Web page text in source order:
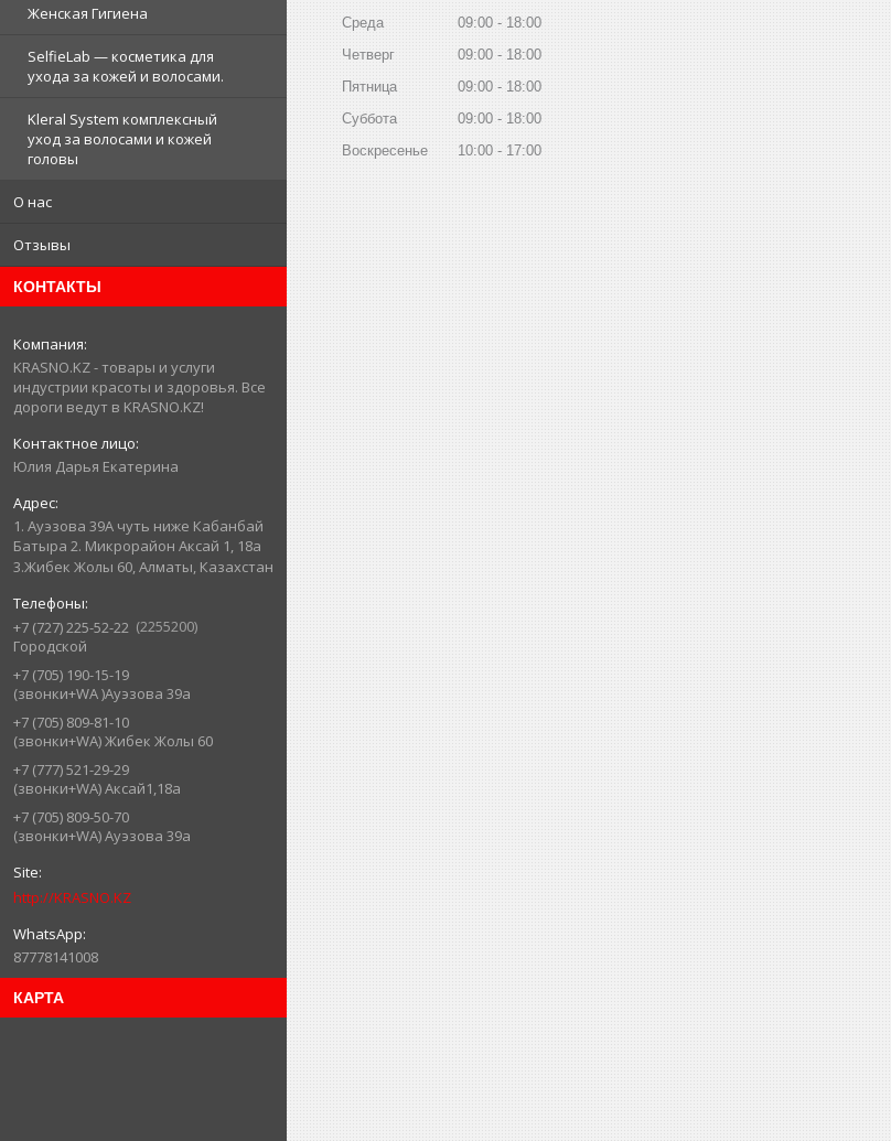
Женская Гигиена
SelfieLab — косметика для
ухода за кожей и волосами.
Kleral System комплексный
уход за волосами и кожей
головы
О нас
Отзывы
КОНТАКТЫ
KRASNO.KZ - товары и услуги
индустрии красоты и здоровья. Все
дороги ведут в KRASNO.KZ!
Юлия Дарья Екатерина
1. Ауэзова 39А чуть ниже Кабанбай
Батыра ㅤㅤㅤㅤㅤㅤㅤㅤㅤㅤㅤㅤㅤㅤ2. ​Микрорайон Аксай 1, 18а
3.Жибек Жолы 60, Алматы, Казахстан
+7 (727) 225-52-22 2255200
Городской
+7 (705) 190-15-19
(звонки+WA )Ауэзова 39а
+7 (705) 809-81-10
(звонки+WA) Жибек Жолы 60
+7 (777) 521-29-29
(звонки+WA) Аксай1,18а
+7 (705) 809-50-70
(звонки+WA) Ауэзова 39а
http://KRASNO.KZ
87778141008
КАРТА
Среда
09:00
18:00
Четверг
09:00
18:00
Пятница
09:00
18:00
Суббота
09:00
18:00
Воскресенье
10:00 17:00